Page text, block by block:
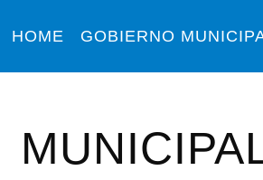
HOME GOBIERNO